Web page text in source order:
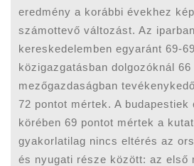
eredmény a korábbi évekhez
számottevő változást. Az
kereskedelemben egyaránt 69-
közigazgatásban dolgozóknál 66
mezőgazdaságban
72 pontot mértek. A budapestiek
körében 69 pontot mértek a
gyakorlatilag nincs eltérés az
és nyugati része között: az első